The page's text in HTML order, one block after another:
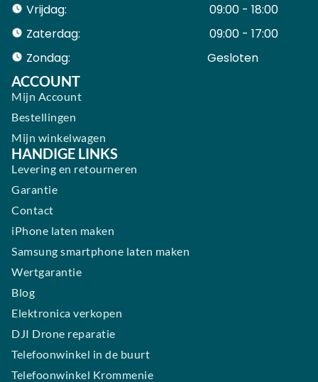
Vrijdag:
09:00 - 18:00
Zaterdag:
09:00 - 17:00
Zondag:
Gesloten ​ ​ ​ ​ ​ ​ ​
ACCOUNT
Mijn Account
Bestellingen
Mijn winkelwagen
HANDIGE LINKS
Levering en retourneren
Garantie
Contact
iPhone laten maken
Samsung smartphone laten maken
Wertgarantie
Blog
Elektronica verkopen
DJI Drone reparatie
Telefoonwinkel in de buurt
Telefoonwinkel Krommenie